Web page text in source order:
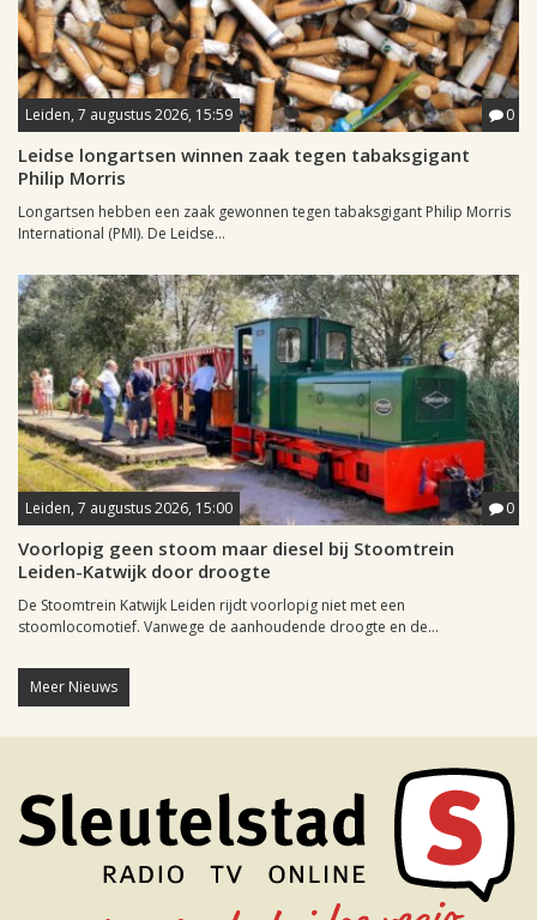
Leiden, 7 augustus 2026, 15:59 0
Leidse longartsen winnen zaak tegen tabaksgigant
Philip Morris
Longartsen hebben een zaak gewonnen tegen tabaksgigant Philip Morris
International (PMI). De Leidse...
Leiden, 7 augustus 2026, 15:00 0
Voorlopig geen stoom maar diesel bij Stoomtrein
Leiden-Katwijk door droogte
De Stoomtrein Katwijk Leiden rijdt voorlopig niet met een
stoomlocomotief. Vanwege de aanhoudende droogte en de...
Meer Nieuws